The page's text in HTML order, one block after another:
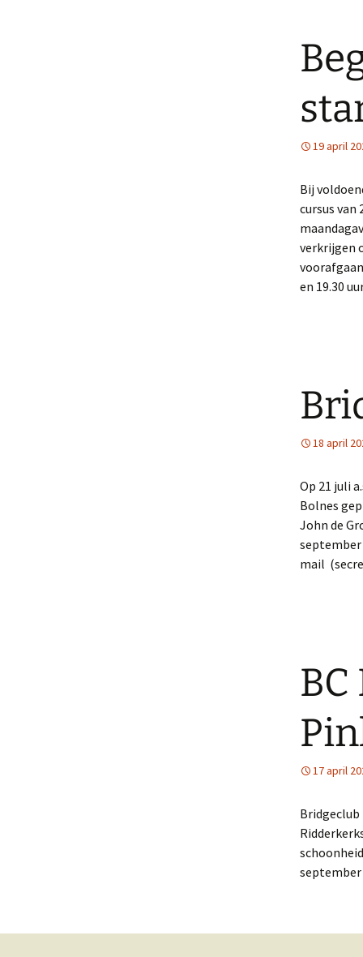
19 april
Bij
cursus
verkrijgen
en 19.30
18 april
Op 21 juli
Bolnes
John de
september
mail
17 april
Bridgeclub
september